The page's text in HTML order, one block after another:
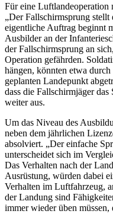
Für eine Luftlandeoperation
„Der Fallschirmsprung
eigentliche Auftrag beginnt
Ausbilder an der
der Fallschirmsprung an
Operation gefährden.
hängen, könnten etwa
geplanten Landepunkt
dass die Fallschirmjäger
weiter aus.
Um das Niveau des
neben dem jährlichen
absolviert. „Der einfache
unterscheidet sich im
Das Verhalten nach der
Ausrüstung, würden dabei
Verhalten im Luftfahrzeug,
der Landung sind
immer wieder üben müssen,